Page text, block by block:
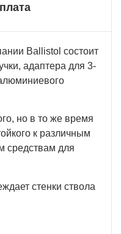
Ballistol состоит
адаптера для 3-
но в то же время
к различным
средствам для
стенки ствола